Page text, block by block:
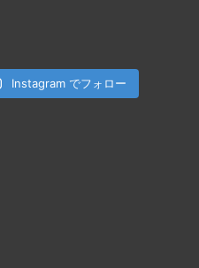
Instagram でフォロー